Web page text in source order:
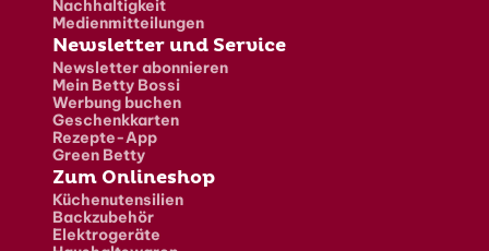
Nachhaltigkeit
Medienmitteilungen
Newsletter und Service
Newsletter abonnieren
Mein Betty Bossi
Werbung buchen
Geschenkkarten
Rezepte-App
Green Betty
Zum Onlineshop
Küchenutensilien
Backzubehör
Elektrogeräte